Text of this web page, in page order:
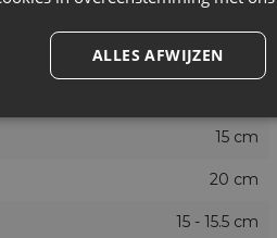
Olijf groen
15 cm
20 cm
15 - 15.5 cm
ALLES AFWIJZEN